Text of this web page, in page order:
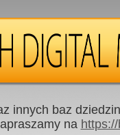
innych baz
na